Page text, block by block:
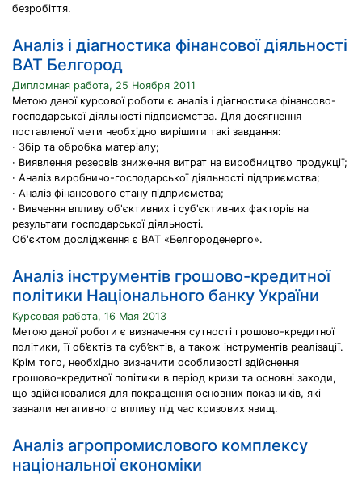
безробіття.
Аналіз і діагностика фінансової діяльності
ВАТ Белгород
Дипломная работа, 25 Ноября 2011
Метою даної курсової роботи є аналіз і діагностика фінансово-
господарської діяльності підприємства. Для досягнення
поставленої мети необхідно вирішити такі завдання:
· Збір та обробка матеріалу;
· Виявлення резервів зниження витрат на виробництво продукції;
· Аналіз виробничо-господарської діяльності підприємства;
· Аналіз фінансового стану підприємства;
· Вивчення впливу об'єктивних і суб'єктивних факторів на
результати господарської діяльності.
Об'єктом дослідження є ВАТ «Белгороденерго».
Аналіз інструментів грошово-кредитної
політики Національного банку України
Курсовая работа, 16 Мая 2013
Метою даної роботи є визначення сутності грошово-кредитної
політики, її об’єктів та суб’єктів, а також інструментів реалізації.
Крім того, необхідно визначити особливості здійснення
грошово-кредитної політики в період кризи та основні заходи,
що здійснювалися для покращення основних показників, які
зазнали негативного впливу під час кризових явищ.
Аналіз агропромислового комплексу
національної економіки